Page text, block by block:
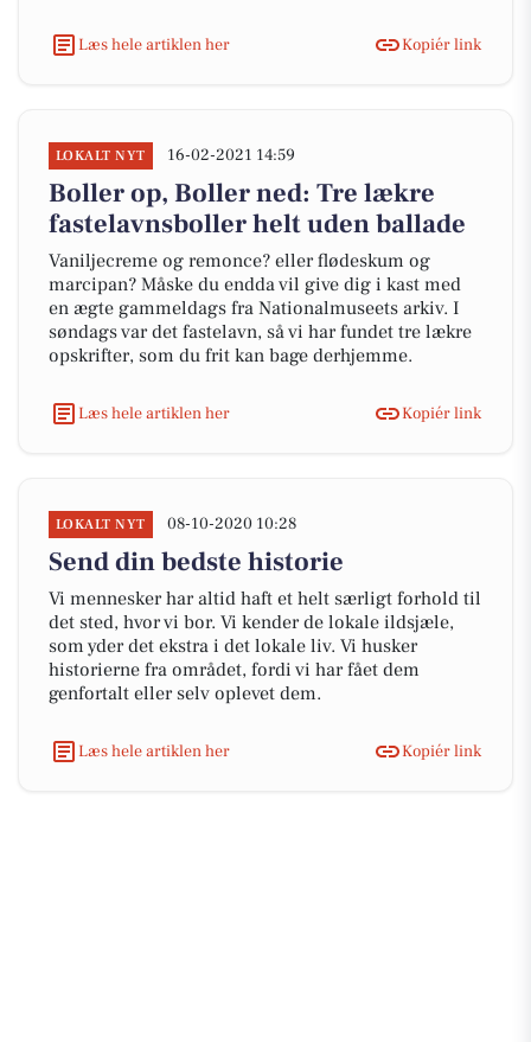
Læs hele artiklen her Kopiér link
LOKALT NYT 16-02-2021 14:59
Boller op, Boller ned: Tre lækre
fastelavnsboller helt uden ballade
Vaniljecreme og remonce? eller flødeskum og
marcipan? Måske du endda vil give dig i kast med
en ægte gammeldags fra Nationalmuseets arkiv. I
søndags var det fastelavn, så vi har fundet tre lækre
opskrifter, som du frit kan bage derhjemme.
Læs hele artiklen her Kopiér link
LOKALT NYT 08-10-2020 10:28
Send din bedste historie
Vi mennesker har altid haft et helt særligt forhold til
det sted, hvor vi bor. Vi kender de lokale ildsjæle,
som yder det ekstra i det lokale liv. Vi husker
historierne fra området, fordi vi har fået dem
genfortalt eller selv oplevet dem.
Læs hele artiklen her Kopiér link